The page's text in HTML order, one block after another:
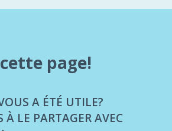
page!
A ÉTÉ UTILE?
À LE PARTAGER AVEC